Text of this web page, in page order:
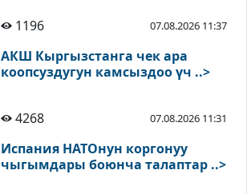
1196 07.08.2026 11:37
АКШ Кыргызстанга чек ара
коопсуздугун камсыздоо үч ..>
4268 07.08.2026 11:31
Испания НАТОнун коргонуу
чыгымдары боюнча талаптар ..>